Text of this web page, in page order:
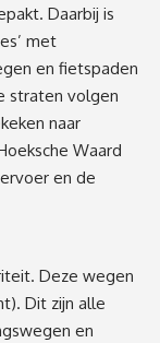
Daarbij is
met
en fietspaden
straten volgen
naar
Waard
en de
Deze wegen
Dit zijn alle
en